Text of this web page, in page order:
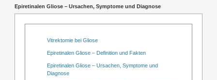
Epiretinalen Gliose – Ursachen, Symptome und Diagnose
Vitrektomie bei Gliose
Epiretinalen Gliose – Definition und Fakten
Epiretinalen Gliose – Ursachen, Symptome und
Diagnose